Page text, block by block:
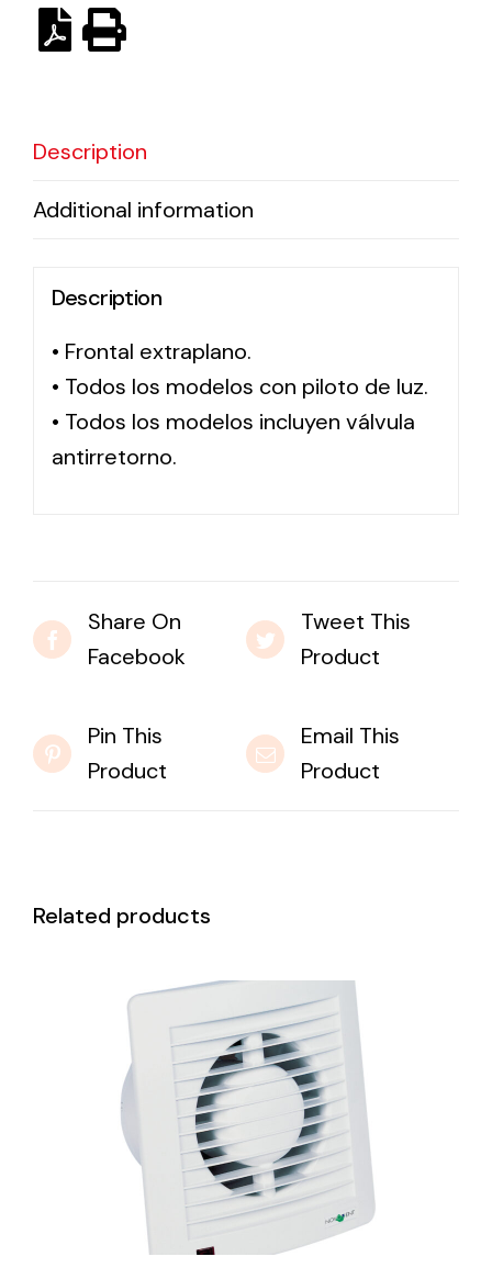
Iluminación Solar
de necesidades.
Solar lighting
Variety of solar solutions for all kinds of needs.
Description
Additional information
Description
• Frontal extraplano.
• Todos los modelos con piloto de luz.
• Todos los modelos incluyen válvula
antirretorno.
Share On
Facebook
Tweet This
Product
Pin This
Product
Email This
Product
Related products
DETAILS